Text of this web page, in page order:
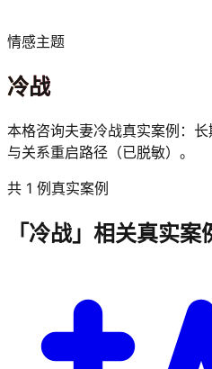
情感主题
冷战
本格咨询夫妻冷战真实案例：
与关系重启路径（已脱敏）。
共 1 例真实案例
「 冷战」相关真实案